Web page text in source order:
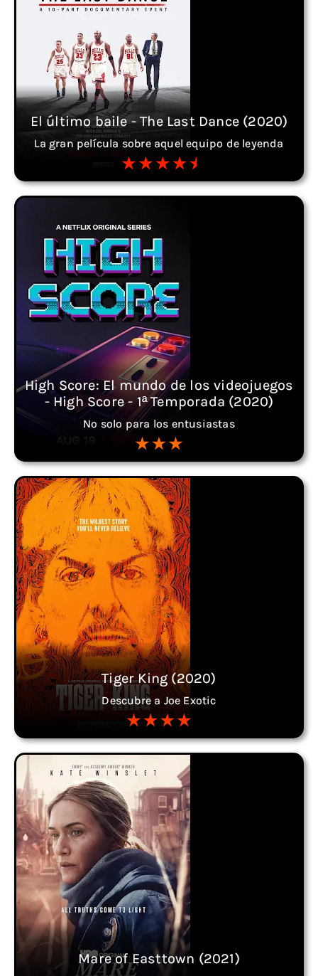
El último baile - The Last Dance (2020)
La gran película sobre aquel equipo de leyenda
High Score: El mundo de los videojuegos
- High Score - 1ª Temporada (2020)
No solo para los entusiastas
Tiger King (2020)
Descubre a Joe Exotic
Mare of Easttown (2021)